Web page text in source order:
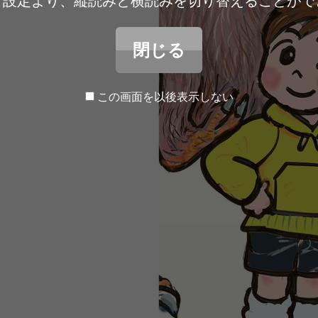
閉じる
この画面を以後表示しない